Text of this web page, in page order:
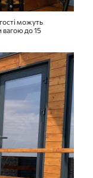
можуть
до 15